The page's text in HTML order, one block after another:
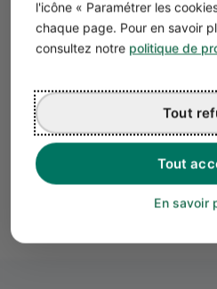
l'icône « Paramétrer les
chaque page. Pour en savoir
consultez notre politique de
Tout
Tout
En savoir
chiffre d’affaires.
chiffre d’affaires d’une
Un plombier salarié
carrière au SMIC et le